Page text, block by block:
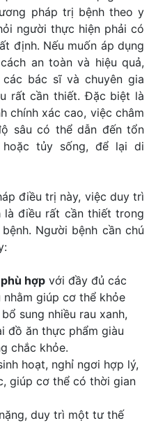
pháp trị bệnh theo y
người thực hiện phải có
định. Nếu muốn áp dụng
an toàn và hiệu quả,
bác sĩ và chuyên gia
rất cần thiết. Đặc biệt là
chính xác cao, việc châm
sâu có thể dẫn đến tổn
tủy sống, để lại di
điều trị này, việc duy trì
là điều rất cần thiết trong
Người bệnh cần chú
hợp với đầy đủ các
giúp cơ thể khỏe
sung nhiều rau xanh,
đồ ăn thực phẩm giàu
chắc khỏe.
hoạt, nghỉ ngơi hợp lý,
giúp cơ thể có thời gian
duy trì một tư thế